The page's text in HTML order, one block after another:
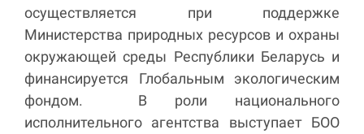
осуществляется при поддержке
Министерства природных ресурсов и охраны
окружающей среды Республики Беларусь и
финансируется Глобальным экологическим
фондом. В роли национального
исполнительного агентства выступает БОО